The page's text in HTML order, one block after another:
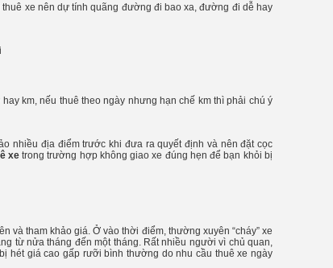
xe nên dự tính quãng đường đi bao xa, đường đi dễ hay
km, nếu thuê theo ngày nhưng hạn chế km thì phải chú ý
nhiều địa điểm trước khi đưa ra quyết định và nên đặt cọc
xetrong trường hợp không giao xe đúng hẹn để bạn khỏi bị
và tham khảo giá. Ở vào thời điểm, thường xuyên “cháy” xe
từ nửa tháng đến một tháng. Rất nhiều người vì chủ quan,
hét giá cao gấp rưỡi bình thường do nhu cầu thuê xe ngày